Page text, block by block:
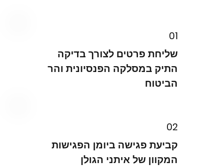
01
שליחת פרטים לצורך בדיקה
התיק במסלקה הפנסיונית והר
הביטוח
02
קביעת פגישה ביומן הפגישות
המקוון של איתני הגולן